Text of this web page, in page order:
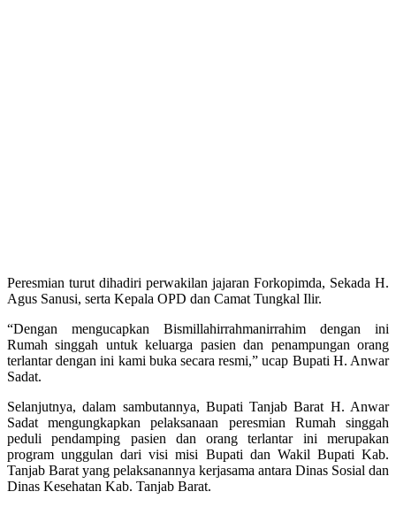
Peresmian turut dihadiri perwakilan jajaran Forkopimda, Sekada H.
Agus Sanusi, serta Kepala OPD dan Camat Tungkal Ilir.
“Dengan mengucapkan Bismillahirrahmanirrahim dengan ini
Rumah singgah untuk keluarga pasien dan penampungan orang
terlantar dengan ini kami buka secara resmi,” ucap Bupati H. Anwar
Sadat.
Selanjutnya, dalam sambutannya, Bupati Tanjab Barat H. Anwar
Sadat mengungkapkan pelaksanaan peresmian Rumah singgah
peduli pendamping pasien dan orang terlantar ini merupakan
program unggulan dari visi misi Bupati dan Wakil Bupati Kab.
Tanjab Barat yang pelaksanannya kerjasama antara Dinas Sosial dan
Dinas Kesehatan Kab. Tanjab Barat.